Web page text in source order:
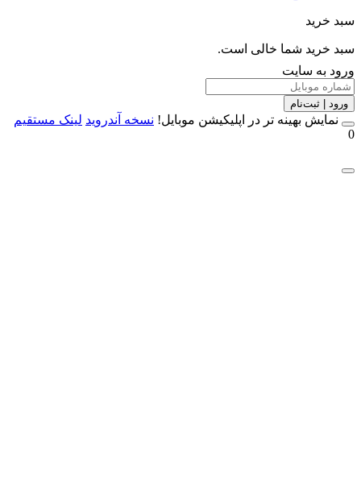
خرید شما خالی است.
به سایت
| ثبت‌نام
بهینه تر در اپلیکیشن موبایل!نسخه آندروید لینک مستقیم